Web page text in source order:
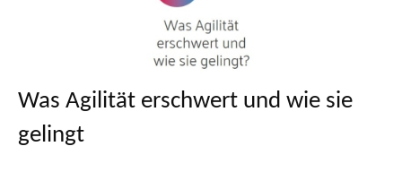
Was Agilität erschwert und wie sie
gelingt